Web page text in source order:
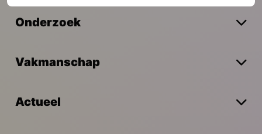
Onderzoek
Vakmanschap
Actueel